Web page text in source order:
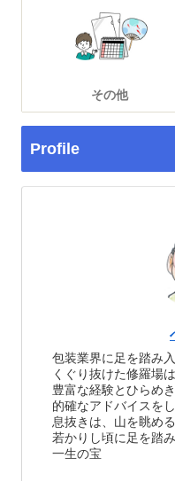
その他
Profile
包装業界に足を踏み
くぐり抜けた修羅場
豊富な経験とひらめ
的確なアドバイスを
息抜きは、山を眺め
若かりし頃に足を踏
一生の宝